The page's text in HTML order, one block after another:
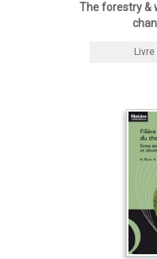
The forestry &